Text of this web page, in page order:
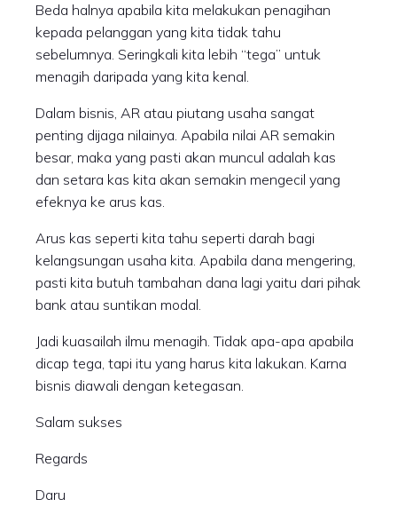
Beda halnya apabila kita melakukan penagihan
kepada pelanggan yang kita tidak tahu
sebelumnya. Seringkali kita lebih “tega” untuk
menagih daripada yang kita kenal.
Dalam bisnis, AR atau piutang usaha sangat
penting dijaga nilainya. Apabila nilai AR semakin
besar, maka yang pasti akan muncul adalah kas
dan setara kas kita akan semakin mengecil yang
efeknya ke arus kas.
Arus kas seperti kita tahu seperti darah bagi
kelangsungan usaha kita. Apabila dana mengering,
pasti kita butuh tambahan dana lagi yaitu dari pihak
bank atau suntikan modal.
Jadi kuasailah ilmu menagih. Tidak apa-apa apabila
dicap tega, tapi itu yang harus kita lakukan. Karna
bisnis diawali dengan ketegasan.
Salam sukses
Regards
Daru